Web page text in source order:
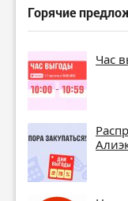
Горячие
Час